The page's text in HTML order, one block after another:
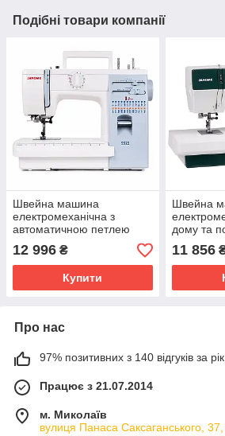
Подібні товари компанії
Швейна машина
електромеханічна з
автоматичною петлею
Janome 5522
12 996 ₴
Купити
Швейна
дому та
Janome
11 856
Про нас
97% позитивних з 140 відгуків за рік
Працює з 21.07.2014
м. Миколаїв
вулиця Панаса Саксаганського,